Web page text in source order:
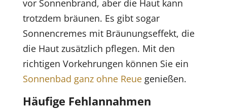
vor Sonnenbrand, aber die Haut kann
trotzdem bräunen. Es gibt sogar
Sonnencremes mit Bräunungseffekt, die
die Haut zusätzlich pflegen. Mit den
richtigen Vorkehrungen können Sie ein
Sonnenbad ganz ohne Reuegenießen.
Häufige Fehlannahmen